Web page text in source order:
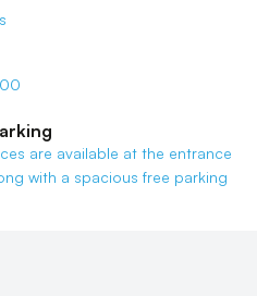
are available at the entrance
with a spacious free parking